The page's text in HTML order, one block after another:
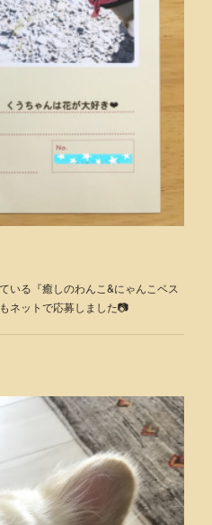
いる『癒しのわんこ&にゃんこベス
ネットで応募しました📷